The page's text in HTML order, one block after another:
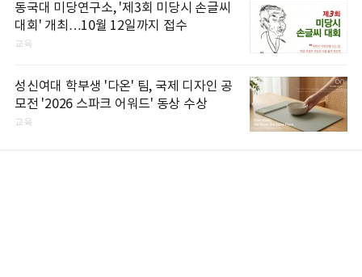
동국대 미당연구소, '제3회 미당시 손글씨
대회' 개최…10월 12일까지 접수
교육
성신여대 학부생 '다온' 팀, 국제 디자인 공
모전 '2026 스파크 어워드' 동상 수상
교육